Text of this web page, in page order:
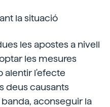
la situació
les apostes a nivell
les mesures
alentir l'efecte
deus causants
aconseguir la